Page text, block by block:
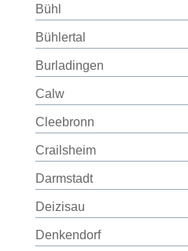
Bühl
Bühlertal
Burladingen
Calw
Cleebronn
Crailsheim
Darmstadt
Deizisau
Denkendorf